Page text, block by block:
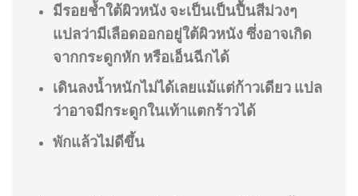
มีรอยช้ำใต้ผิวหนัง จะเป็นเป็นปื้นสีม่วงๆ
แปลว่ามีเลือดออกอยู่ใต้ผิวหนัง ซึ่งอาจเกิด
จากกระดูกหัก หรือเอ็นฉีกได้
เดินลงน้ำหนักไม่ได้เลยแม้แต่ก้าวเดียว แปล
ว่าอาจมีกระดูกในเท้าแตกร้าวได้
พักแล้วไม่ดีขึ้น